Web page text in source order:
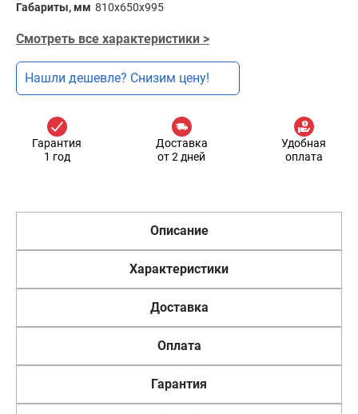
Габариты, мм 810х650х995
Смотреть все характеристики >
Нашли дешевле? Снизим цену!
Гарантия
1 год
Доставка
от 2 дней
Удобная
оплата
Описание
Характеристики
Доставка
Оплата
Гарантия